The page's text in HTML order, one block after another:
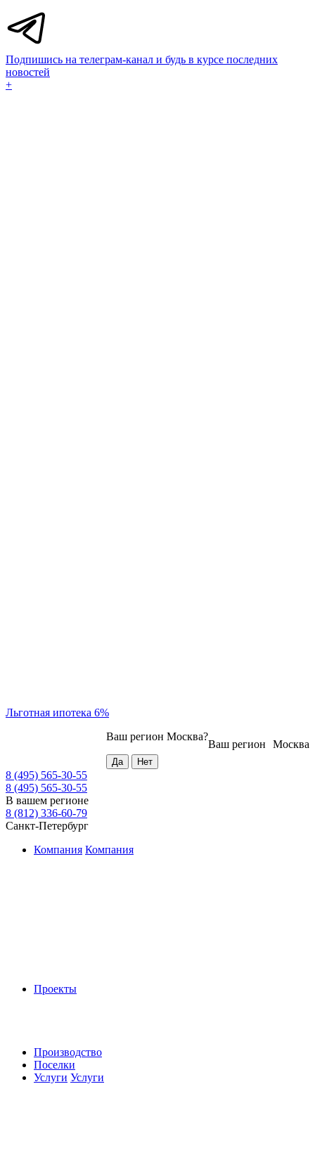
Подпишись на телеграм-канал и будь в курсе последних
новостей
+
Льготная ипотека 6%
Москва
Ваш регион
Ваш регион Москва?
8 (495) 565-30-55
8 (495) 565-30-55
В вашем регионе
8 (812) 336-60-79
Санкт-Петербург
Компания Компания
Проекты
Производство
Поселки
Услуги Услуги